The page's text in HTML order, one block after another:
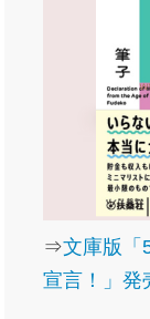
⇒文庫版「
宣言！」発